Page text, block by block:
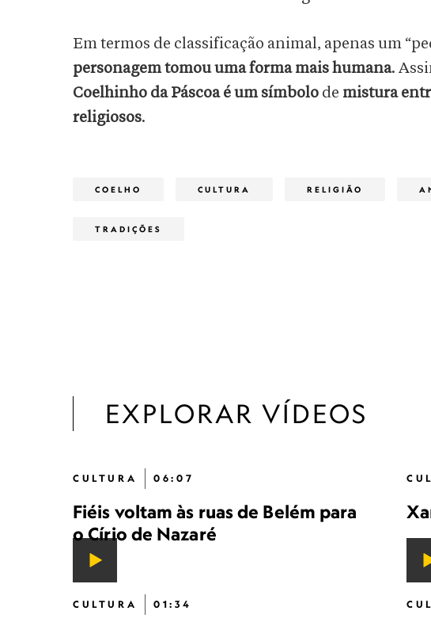
Em termos de classificação animal, apenas um
personagem tomou uma forma mais humana.
Coelhinho da Páscoa é um símbolo de mistura
religiosos.
COELHO CULTURA RELIGIÃO
TRADIÇÕES
EXPLORAR VÍDEOS
CULTURA 06:07
Fiéis voltam às ruas de Belém para
o Círio de Nazaré
CULTURA 01:34